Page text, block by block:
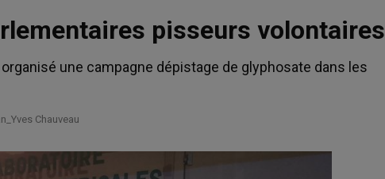
pisseurs volontaires
organisé une campagne dépistage de glyphosate dans les
Chauveau